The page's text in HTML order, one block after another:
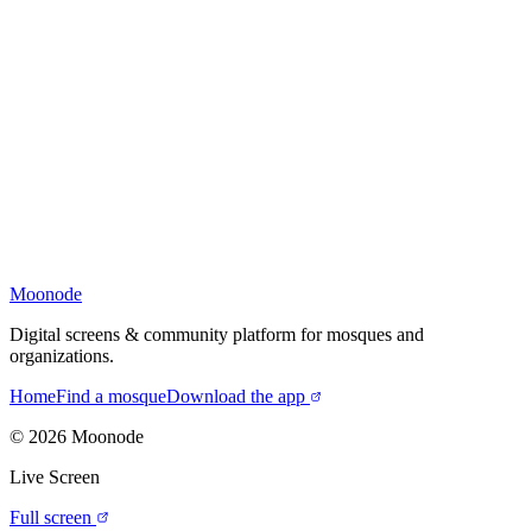
Moonode
Digital screens & community platform for mosques and
organizations.
HomeFind a mosqueDownload the app
© 2026 Moonode
Live Screen
Full screen